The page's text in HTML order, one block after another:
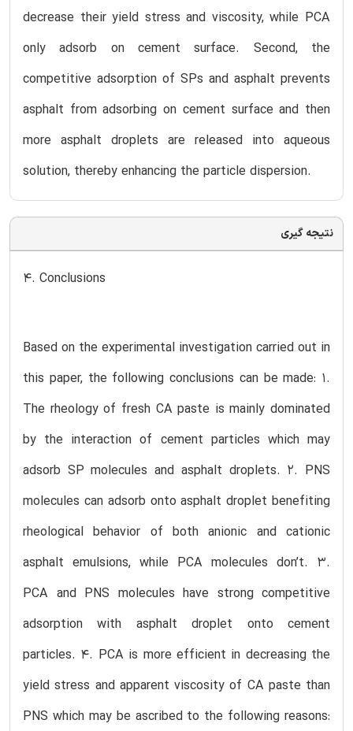
decrease their yield stress and viscosity, while PCA
only adsorb on cement surface. Second, the
competitive adsorption of SPs and asphalt prevents
asphalt from adsorbing on cement surface and then
more asphalt droplets are released into aqueous
solution, thereby enhancing the particle dispersion.
نتیجه گیری
4. Conclusions
Based on the experimental investigation carried out in
this paper, the following conclusions can be made: 1.
The rheology of fresh CA paste is mainly dominated
by the interaction of cement particles which may
adsorb SP molecules and asphalt droplets. 2. PNS
molecules can adsorb onto asphalt droplet benefiting
rheological behavior of both anionic and cationic
asphalt emulsions, while PCA molecules don’t. 3.
PCA and PNS molecules have strong competitive
adsorption with asphalt droplet onto cement
particles. 4. PCA is more efficient in decreasing the
yield stress and apparent viscosity of CA paste than
PNS which may be ascribed to the following reasons: